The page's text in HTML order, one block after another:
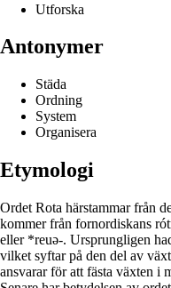
Utforska
Antonymer
Städa
Ordning
System
Organisera
Etymologi
Ordet Rota härstammar från
kommer från fornordiskans
eller *reuə-. Ursprungligen
vilket syftar på den del av
ansvarar för att fästa växten i